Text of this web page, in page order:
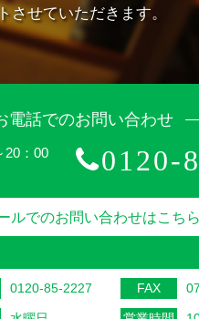
せていただきます。
電話でのお問い合わせ
20：00
0120-
ルでのお問い合わせはこち
0120-85-2227 FAX